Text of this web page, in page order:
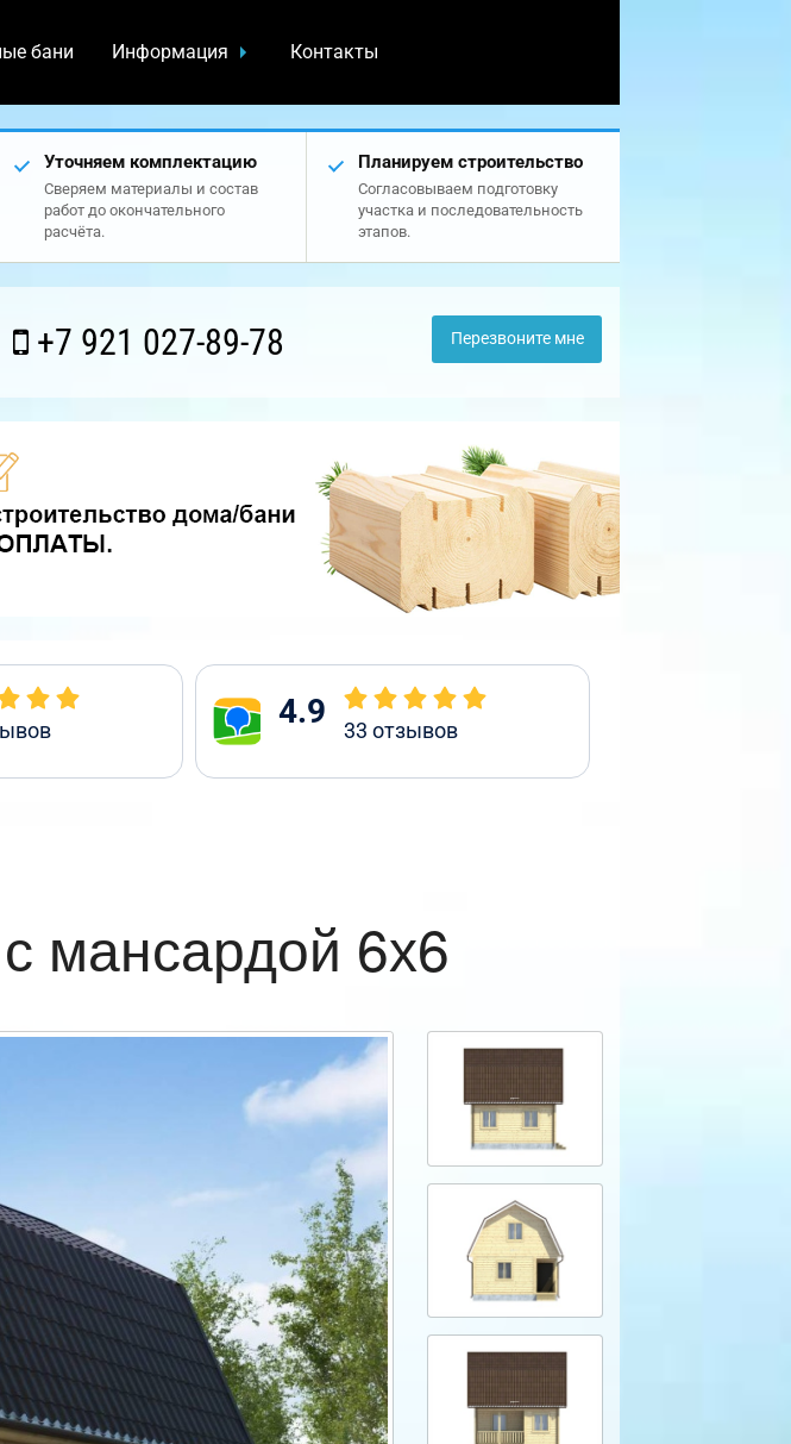
бани Информация Контакты
Уточняем комплектацию
Сверяем материалы и состав
работ до окончательного
расчёта.
Планируем строительство
Согласовываем подготовку
участка и последовательность
этапов.
+7 921 027-89-78 Перезвоните мне
4.9 33 отзывов
мансардой 6х6